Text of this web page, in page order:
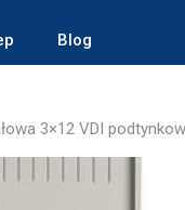
Blog
3×12 VDI